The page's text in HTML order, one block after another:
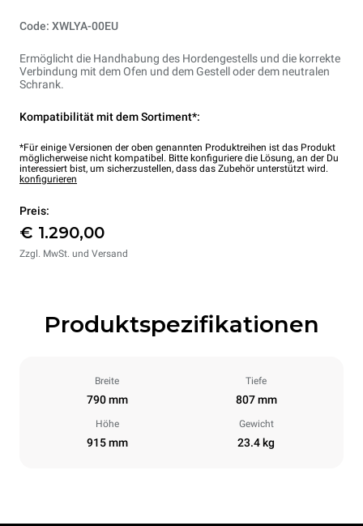
Code: XWLYA-00EU
Ermöglicht die Handhabung des Hordengestells und die korrekte
Verbindung mit dem Ofen und dem Gestell oder dem neutralen
Schrank.
Kompatibilität mit dem Sortiment*:
*Für einige Versionen der oben genannten Produktreihen ist das Produkt
möglicherweise nicht kompatibel. Bitte konfiguriere die Lösung, an der Du
interessiert bist, um sicherzustellen, dass das Zubehör unterstützt wird.
konfigurieren
Preis:
€ 1.290,00
Zzgl. MwSt. und Versand
Produktspezifikationen
Breite
790 mm
Tiefe
807 mm
Höhe
915 mm
Gewicht
23.4 kg